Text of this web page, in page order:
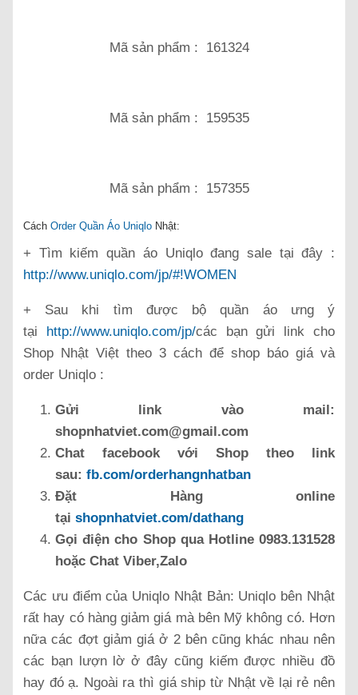
Mã sản phẩm : 161324
Mã sản phẩm : 159535
Mã sản phẩm : 157355
Cách Order Quần Áo Uniqlo Nhật:
+ Tìm kiếm quần áo Uniqlo đang sale tại đây :
http://www.uniqlo.com/jp/#!WOMEN
+ Sau khi tìm được bộ quần áo ưng ý
tại http://www.uniqlo.com/jp/các bạn gửi link cho
Shop Nhật Việt theo 3 cách để shop báo giá và
order Uniqlo :
Gửi link vào mail:
shopnhatviet.com@gmail.com
Chat facebook với Shop theo link
sau: fb.com/orderhangnhatban
Đặt Hàng online
tại shopnhatviet.com/dathang
Gọi điện cho Shop qua Hotline 0983.131528
hoặc Chat Viber,Zalo
Các ưu điểm của Uniqlo Nhật Bản: Uniqlo bên Nhật
rất hay có hàng giảm giá mà bên Mỹ không có. Hơn
nữa các đợt giảm giá ở 2 bên cũng khác nhau nên
các bạn lượn lờ ở đây cũng kiếm được nhiều đồ
hay đó ạ. Ngoài ra thì giá ship từ Nhật về lại rẻ nên